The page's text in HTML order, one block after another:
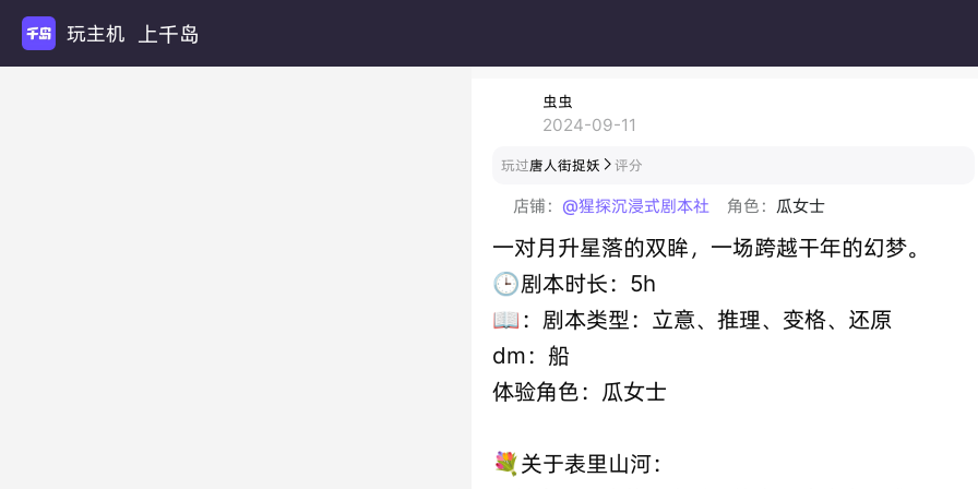
玩主机游戏 上千岛
虫虫
2024-09-11
玩过唐人街捉妖 评分
店铺： @猩探沉浸式剧本社 角色： 瓜女士
一对月升星落的双眸，一场跨越干年的幻梦。
🕒剧本时长：5h
📖：剧本类型：立意、推理、变格、还原
dm：船
体验角色：瓜女士
💐关于表里山河：